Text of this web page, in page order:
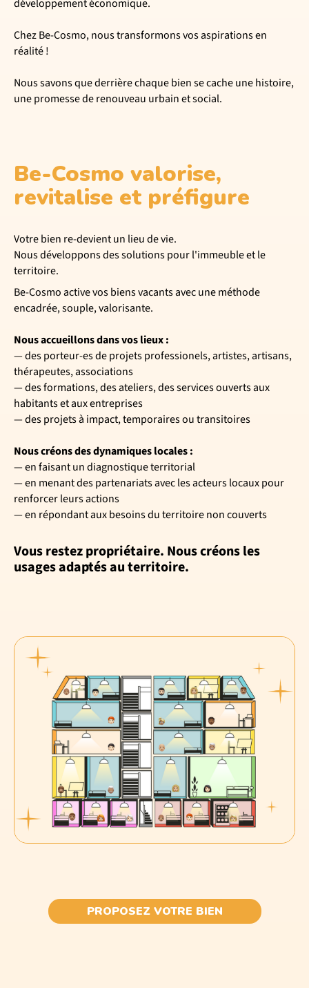
développement économique.
Chez Be-Cosmo, nous transformons vos aspirations en
réalité !
Nous savons que derrière chaque bien se cache une histoire,
une promesse de renouveau urbain et social.
Be-Cosmo valorise,
revitalise et préfigure
Votre bien re-devient un lieu de vie.
Nous développons des solutions pour l'immeuble et le
territoire.
Be-Cosmo active vos biens vacants avec une méthode
encadrée, souple, valorisante.
Nous accueillons dans vos lieux :
— des porteur-es de projets professionels, artistes, artisans,
thérapeutes, associations
— des formations, des ateliers, des services ouverts aux
habitants et aux entreprises
— des projets à impact, temporaires ou transitoires
Nous créons des dynamiques locales :
— en faisant un diagnostique territorial
— en menant des partenariats avec les acteurs locaux pour
renforcer leurs actions
— en répondant aux besoins du territoire non couverts
Vous restez propriétaire. Nous créons les
usages adaptés au territoire.
PROPOSEZ VOTRE BIEN